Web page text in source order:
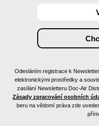
Odesláním registrace k
elektronickými prostředky a
zasílání Newsletteru Doc-Air
Zásady zpracování osobních
beru na vědomí práva zde